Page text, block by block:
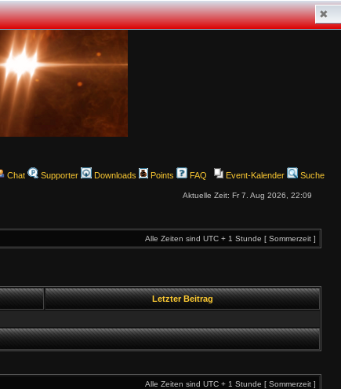
✖
Chat Supporter Downloads Points FAQ Event-Kalender Suche
Aktuelle Zeit: Fr 7. Aug 2026, 22:09
Alle Zeiten sind UTC + 1 Stunde [ Sommerzeit ]
Letzter Beitrag
Alle Zeiten sind UTC + 1 Stunde [ Sommerzeit ]